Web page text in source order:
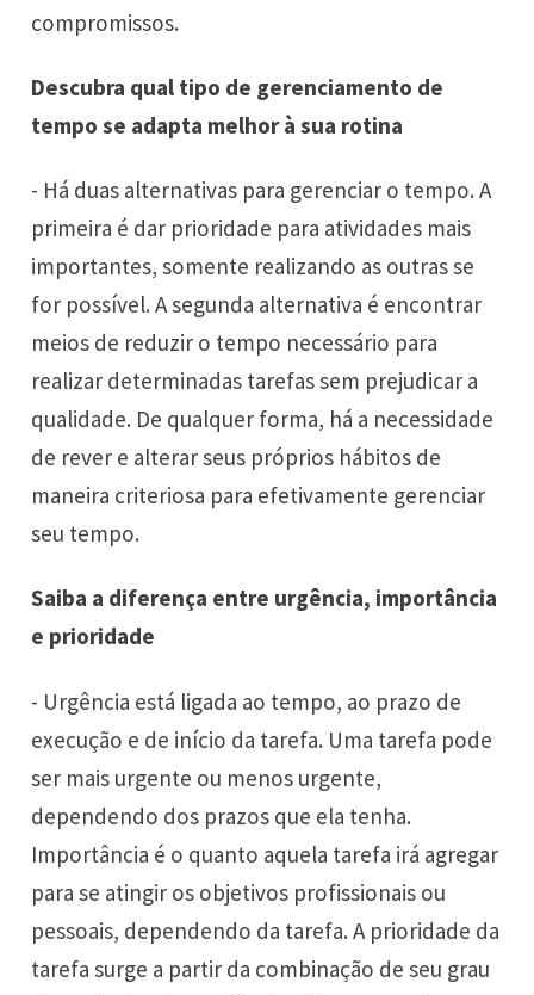
compromissos.
Descubra qual tipo de gerenciamento de
tempo se adapta melhor à sua rotina
- Há duas alternativas para gerenciar o tempo. A
primeira é dar prioridade para atividades mais
importantes, somente realizando as outras se
for possível. A segunda alternativa é encontrar
meios de reduzir o tempo necessário para
realizar determinadas tarefas sem prejudicar a
qualidade. De qualquer forma, há a necessidade
de rever e alterar seus próprios hábitos de
maneira criteriosa para efetivamente gerenciar
seu tempo.
Saiba a diferença entre urgência, importância
e prioridade
- Urgência está ligada ao tempo, ao prazo de
execução e de início da tarefa. Uma tarefa pode
ser mais urgente ou menos urgente,
dependendo dos prazos que ela tenha.
Importância é o quanto aquela tarefa irá agregar
para se atingir os objetivos profissionais ou
pessoais, dependendo da tarefa. A prioridade da
tarefa surge a partir da combinação de seu grau